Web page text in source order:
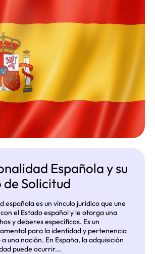
Española y su
de Solicitud
española es un vínculo jurídico que une
el Estado español y le otorga una
y deberes específicos. Es un
para la identidad y pertenencia
una nación. En España, la adquisición
puede ocurrir...